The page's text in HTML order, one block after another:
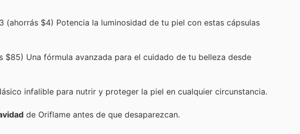
(ahorrás $4) Potencia la luminosidad de tu piel con estas cápsulas
$85) Una fórmula avanzada para el cuidado de tu belleza desde
infalible para nutrir y proteger la piel en cualquier circunstancia.
de Oriflame antes de que desaparezcan.